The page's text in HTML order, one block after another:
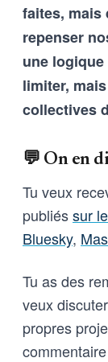
et vice-versa
faites, mais
repenser
une
limiter,
collectives
💬 On en
Tu veux
publiéssur
Bluesky,
Tu as des
veux
propres